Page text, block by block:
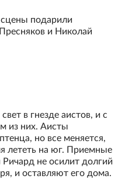
сцены подарили
и Николай
в гнезде аистов, и с
из них. Аисты
но все меняется,
лететь на юг. Приемные
не осилит долгий
и оставляют его дома.